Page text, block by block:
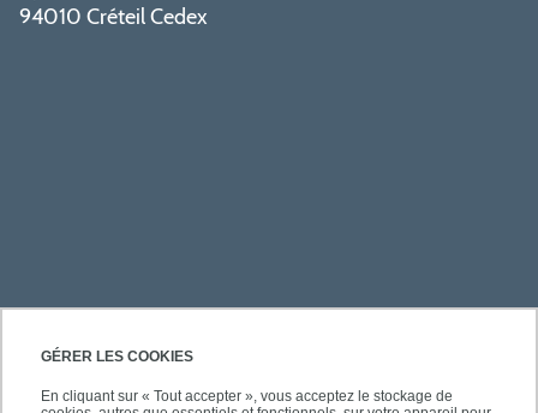
GÉRER LES COOKIES
En cliquant sur « Tout accepter », vous acceptez le stockage de
94010 Créteil Cedex
PRATIQUE